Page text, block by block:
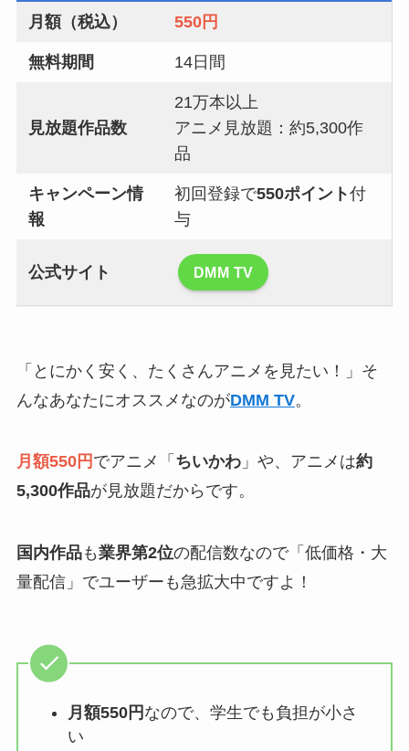
月額（税込） 550円
無料期間 14日間
見放題作品数
21万本以上
アニメ見放題：約5,300作
品
キャンペーン情
報
初回登録で550ポイント付
与
公式サイト DMM TV
「とにかく安く、たくさんアニメを見たい！」そ
んなあなたにオススメなのがDMM TV。
月額550円 でアニメ「 ちいかわ」や、アニメは約
5,300作品が見放題だからです。
国内作品も業界第2位の配信数なので「低価格・大
量配信」でユーザーも急拡大中ですよ！
月額550円 なので、学生でも負担が小さ
い